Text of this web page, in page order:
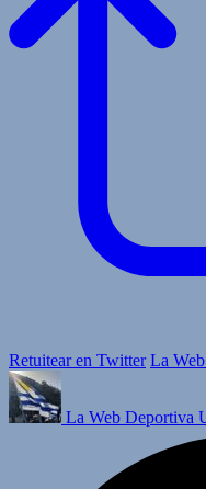
Retuitear en Twitter La
La Web Deportiva